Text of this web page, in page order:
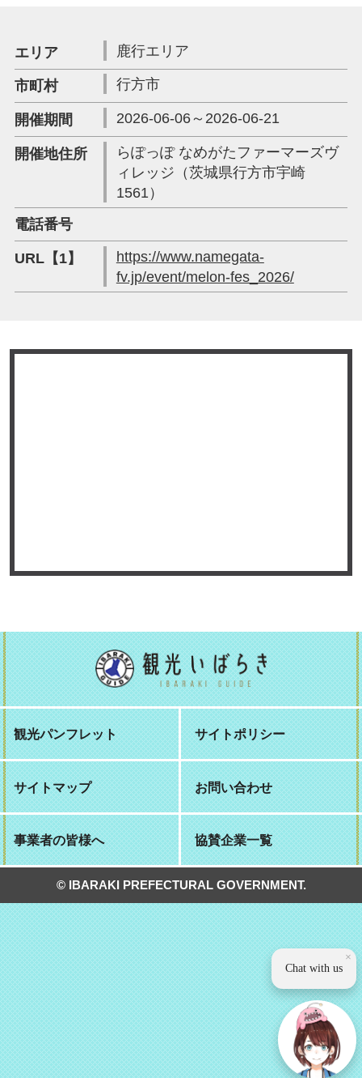
エリア 鹿行エリア
市町村 行方市
開催期間 2026-06-06～2026-06-21
開催地住所
らぽっぽ なめがたファーマーズヴ
ィレッジ（茨城県行方市宇崎
1561）
電話番号
URL【1】
https://www.namegata-
fv.jp/event/melon-fes_2026/
観光パンフレット サイトポリシー
サイトマップ お問い合わせ
事業者の皆様へ 協賛企業一覧
© IBARAKI PREFECTURAL GOVERNMENT.
×
Chat with us